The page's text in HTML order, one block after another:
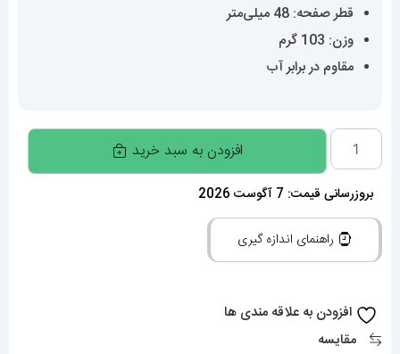
قطر صفحه: 48 میلی‌متر
وزن: 103 گرم
مقاوم در برابر آب
ساعت
پورشه
دیزاین
مردانه
کرنوگراف
کاراملی
افزودن به سبد خرید
بروزرسانی قیمت: 7 آگوست 2026
راهنمای اندازه گیری
افزودن به علاقه مندی ها
مقایسه